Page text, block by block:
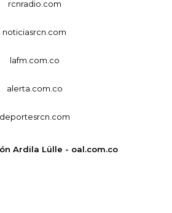
rcnradio.com
noticiasrcn.com
lafm.com.co
alerta.com.co
deportesrcn.com
Ardila Lülle - oal.com.co